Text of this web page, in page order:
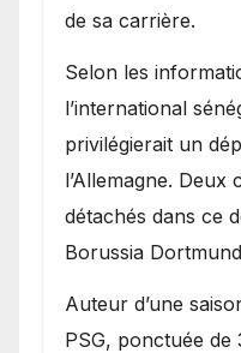
de sa carrière.
Selon les
l’international
privilégierait un
l’Allemagne. Deux
détachés dans ce
Borussia
Auteur d’une
PSG, ponctuée de